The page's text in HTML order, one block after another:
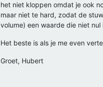
het niet kloppen omdat je ook
maar niet te hard, zodat de
volume) een waarde die niet
Het beste is als je me even
Groet, Hubert